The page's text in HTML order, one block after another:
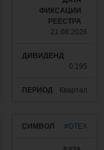
21.08.2026
0.195
Квартал
#OTEX